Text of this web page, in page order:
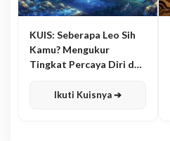
KUIS: Seberapa Leo Sih
Kamu? Mengukur
Tingkat Percaya Diri dan
Ikuti Kuisnya ➔